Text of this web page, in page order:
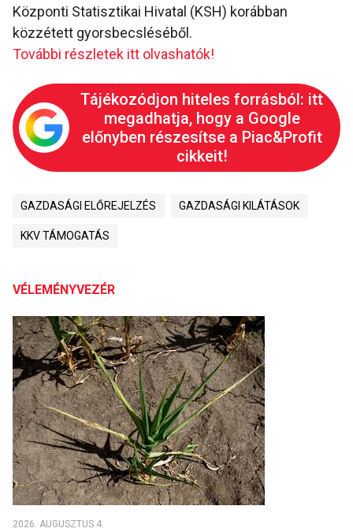
Központi Statisztikai Hivatal (KSH) korábban
közzétett gyorsbecsléséből.
További részletek itt olvashatók!
Tájékozódjon hiteles forrásból: itt
megadhatja, hogy a Google
előnyben részesítse a Piac&Profit
cikkeit!
GAZDASÁGI ELŐREJELZÉS GAZDASÁGI KILÁTÁSOK
KKV TÁMOGATÁS
VÉLEMÉNYVEZÉR
2026. AUGUSZTUS 4.